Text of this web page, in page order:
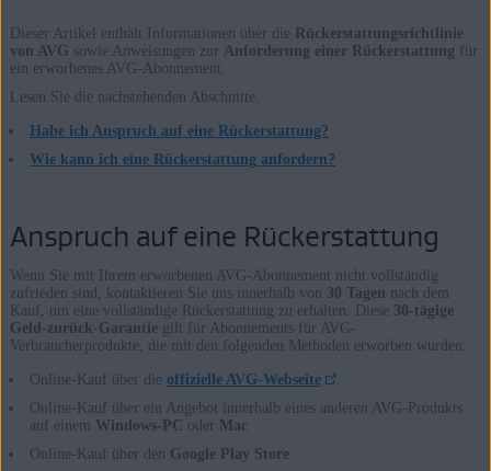
Produkte:
Betriebssysteme:
Dieser Artikel enthält Informationen über die
Rückerstattungsrichtlinie
von AVG sowie Anweisungen zur Anforderung einer Rückerstattung für
ein erworbenes AVG-Abonnement.
Lesen Sie die nachstehenden Abschnitte:
Habe ich Anspruch auf eine Rückerstattung?
Wie kann ich eine Rückerstattung anfordern?
Anspruch auf eine Rückerstattung
Wenn Sie mit Ihrem erworbenen AVG-Abonnement nicht vollständig
zufrieden sind, kontaktieren Sie uns innerhalb von 30 Tagen nach dem
Kauf, um eine vollständige Rückerstattung zu erhalten. Diese 30-tägige
Geld-zurück-Garantiegilt für Abonnements für AVG-
Verbraucherprodukte, die mit den folgenden Methoden erworben wurden:
Online-Kauf über die offizielle AVG-Webseite
.
Online-Kauf über ein Angebot innerhalb eines anderen AVG-Produkts
auf einem Windows-PC oder Mac
Online-Kauf über den Google Play Store.